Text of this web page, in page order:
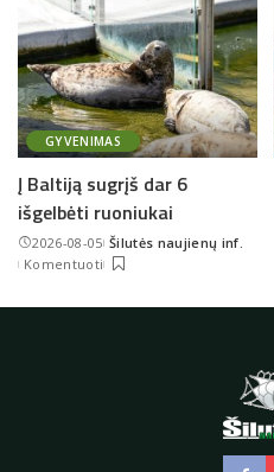
GYVENIMAS
Į Baltiją sugrįš dar 6
išgelbėti ruoniukai
2026-08-05Posted
by
Šilutės naujienų inf.
Komentuoti